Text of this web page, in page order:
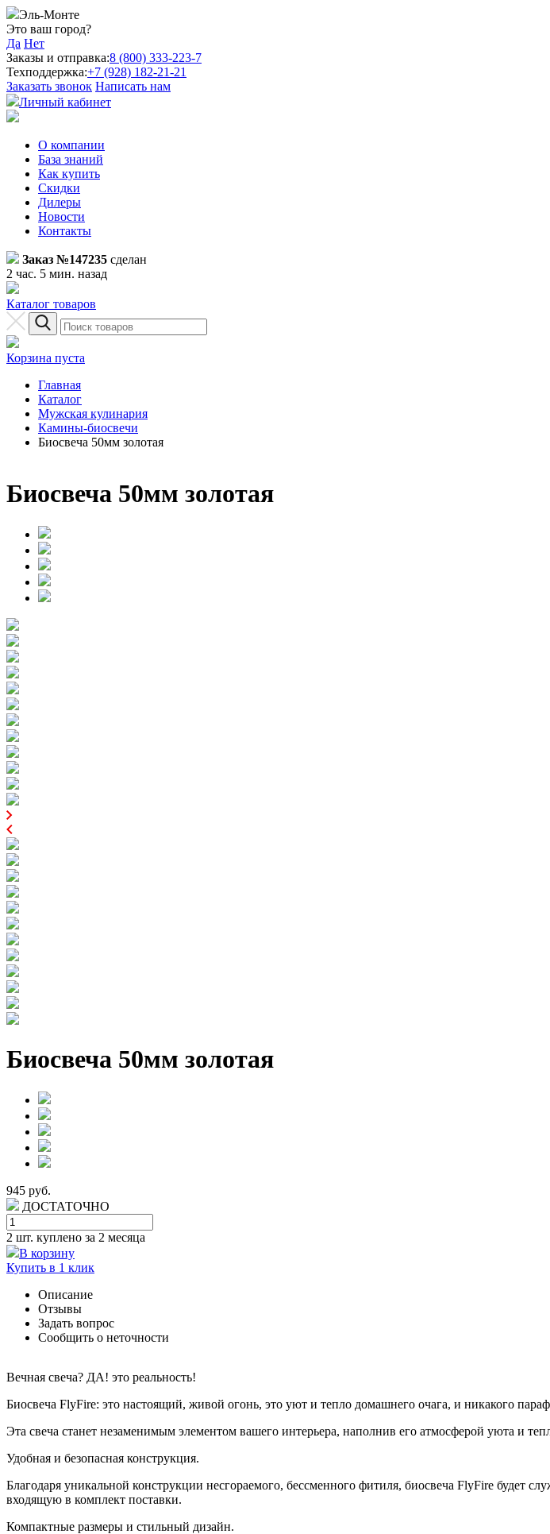
Эль-Монте
Это ваш город?
Да Нет
Заказы и отправка:8 (800) 333-223-7
Техподдержка:+7 (928) 182-21-21
Заказать звонок Написать нам
Личный кабинет
О компании
База знаний
Как купить
Скидки
Дилеры
Новости
Контакты
Заказ №147235 сделан
2 час. 5 мин. назад
Каталог товаров
Корзина пуста
Главная
Каталог
Мужская кулинария
Камины-биосвечи
Биосвеча 50мм золотая
Биосвеча 50мм золотая
Биосвеча 50мм золотая
945 руб.
ДОСТАТОЧНО
2 шт. куплено за 2 месяца
В корзину
Купить в 1 клик
Описание
Отзывы
Задать вопрос
Сообщить о неточности
Вечная свеча? ДА! это реальность!
Биосвеча FlyFire: это настоящий, живой огонь, это уют и тепло домашнего очага, и никакого
Эта свеча станет незаменимым элементом вашего интерьера, наполнив его атмосферой уюта и
Удобная и безопасная конструкция.
Благодаря уникальной конструкции несгораемого, бессменного фитиля, биосвеча FlyFire будет
входящую в комплект поставки.
Компактные размеры и стильный дизайн.